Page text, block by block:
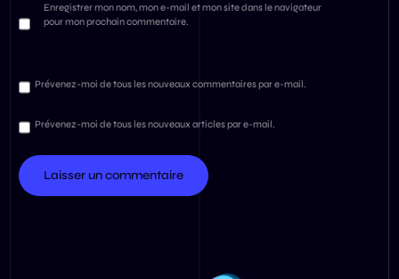
Enregistrer mon nom, mon e-mail et mon site dans le navigateur
pour mon prochain commentaire.
Prévenez-moi de tous les nouveaux commentaires par e-mail.
Prévenez-moi de tous les nouveaux articles par e-mail.